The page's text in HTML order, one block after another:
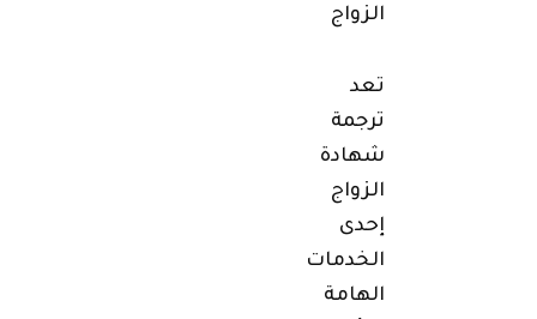
تعد
ترجمة
شهادة
الزواج
إحدى
الخدمات
الهامة